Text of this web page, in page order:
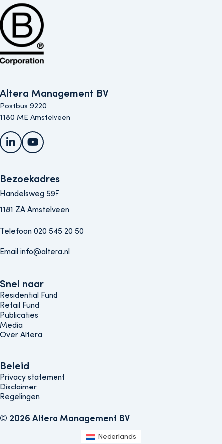
Altera Management BV
Postbus 9220
1180 ME Amstelveen
LinkedInYouTube
Bezoekadres
Handelsweg 59F
1181 ZA Amstelveen
Telefoon 020 545 20 50
Email info@altera.nl
Snel naar
Snel naar
Residential Fund
Retail Fund
Publicaties
Media
Over Altera
Beleids menu
Beleid
Privacy statement
Disclaimer
Regelingen
© 2026 Altera Management BV
Nederlands